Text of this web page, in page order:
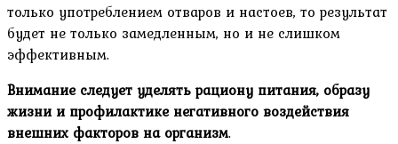
только употреблением отваров и настоев, то результат
будет не только замедленным, но и не слишком
эффективным.
Внимание следует уделять рациону питания, образу
жизни и профилактике негативного воздействия
внешних факторов на организм.